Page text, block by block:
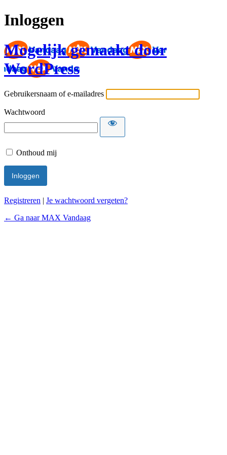
Inloggen
Mogelijk gemaakt door
WordPress
Gebruikersnaam of e-mailadres
Wachtwoord
Onthoud mij
Registreren | Je wachtwoord vergeten?
← Ga naar MAX Vandaag